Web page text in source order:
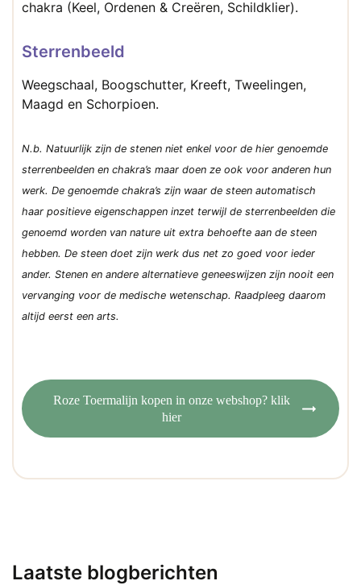
chakra (Keel, Ordenen & Creëren, Schildklier).
Sterrenbeeld
Weegschaal, Boogschutter, Kreeft, Tweelingen,
Maagd en Schorpioen.
N.b. Natuurlijk zijn de stenen niet enkel voor de hier genoemde
sterrenbeelden en chakra’s maar doen ze ook voor anderen hun
werk. De genoemde chakra’s zijn waar de steen automatisch
haar positieve eigenschappen inzet terwijl de sterrenbeelden die
genoemd worden van nature uit extra behoefte aan de steen
hebben. De steen doet zijn werk dus net zo goed voor ieder
ander. Stenen en andere alternatieve geneeswijzen zijn nooit een
vervanging voor de medische wetenschap. Raadpleeg daarom
altijd eerst een arts.
Roze Toermalijn kopen in onze webshop? klik
hier
Laatste blogberichten